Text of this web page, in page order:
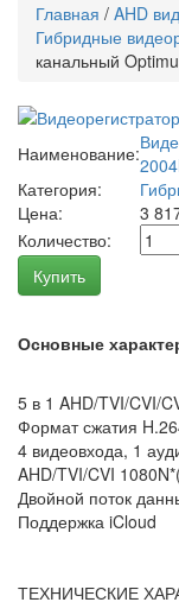
Главная / AHD
Гибридные
канальный
Наименование:
Категория:
Цена:
3
Количество:
Купить
Основные
5 в 1 AHD/TVI/CVI/
Формат сжатия
4 видеовхода, 1
AHD/TVI/CVI
Двойной поток
Поддержка iCloud
ТЕХНИЧЕСКИЕ